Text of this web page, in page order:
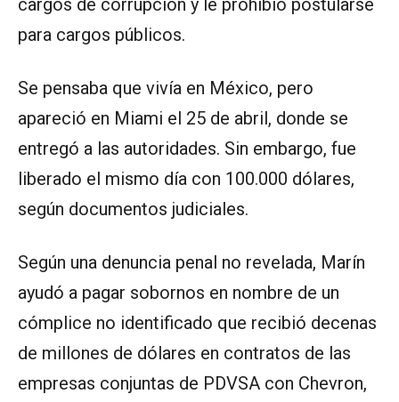
cargos de corrupción y le prohibió postularse
para cargos públicos.
Se pensaba que vivía en México, pero
apareció en Miami el 25 de abril, donde se
entregó a las autoridades. Sin embargo, fue
liberado el mismo día con 100.000 dólares,
según documentos judiciales.
Según una denuncia penal no revelada, Marín
ayudó a pagar sobornos en nombre de un
cómplice no identificado que recibió decenas
de millones de dólares en contratos de las
empresas conjuntas de PDVSA con Chevron,